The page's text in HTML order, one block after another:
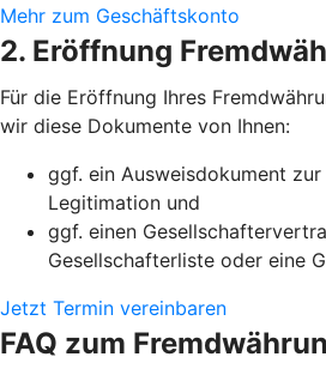
Mehr zum Geschäftskonto
2. Eröffnung
Für die Eröffnung Ihres
wir diese Dokumente von Ihnen:
ggf. ein Ausweisdokument
Legitimation und
ggf. einen
Gesellschafterliste oder eine
Jetzt Termin vereinbaren
FAQ zum